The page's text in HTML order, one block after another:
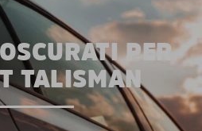
PER
TALISMAN